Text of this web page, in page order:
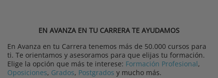
EN AVANZA EN TU CARRERA TE AYUDAMOS
En Avanza en tu Carrera tenemos más de 50.000 cursos para
ti. Te orientamos y asesoramos para que elijas tu formación.
Elige la opción que más te interese: Formación Profesional,
Oposiciones, Grados, Postgrados y mucho más.